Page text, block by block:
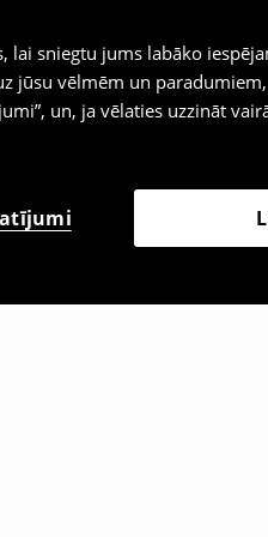
lai sniegtu jums labāko
jūsu vēlmēm un
un, ja vēlaties uzzināt